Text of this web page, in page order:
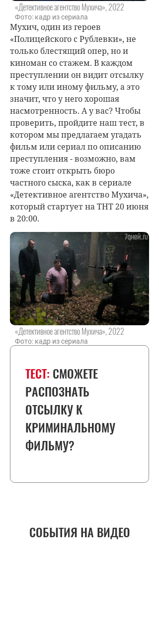
«Детективное агентство Мухича», 2022
Фото: кадр из сериала
Мухич, один из героев
«Полицейского с Рублевки», не
только блестящий опер, но и
киноман со стажем. В каждом
преступлении он видит отсылку
к тому или иному фильму, а это
значит, что у него хорошая
насмотренность. А у вас? Чтобы
проверить, пройдите наш тест, в
котором мы предлагаем угадать
фильм или сериал по описанию
преступления - возможно, вам
тоже стоит открыть бюро
частного сыска, как в сериале
«Детективное агентство Мухича»,
который стартует на ТНТ 20 июня
в 20:00.
«Детективное агентство Мухича», 2022
Фото: кадр из сериала
ТЕСТ: СМОЖЕТЕ
РАСПОЗНАТЬ
ОТСЫЛКУ К
КРИМИНАЛЬНОМУ
ФИЛЬМУ?
СОБЫТИЯ НА ВИДЕО